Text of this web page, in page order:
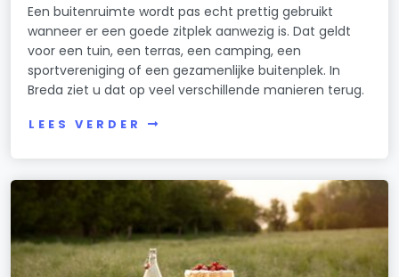
Een buitenruimte wordt pas echt prettig gebruikt
wanneer er een goede zitplek aanwezig is. Dat geldt
voor een tuin, een terras, een camping, een
sportvereniging of een gezamenlijke buitenplek. In
Breda ziet u dat op veel verschillende manieren terug.
LEES VERDER